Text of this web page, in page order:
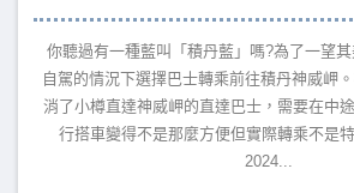
你聽過有一種藍叫「積丹藍」嗎?為了一望
自駕的情況下選擇巴士轉乘前往積丹神威岬
消了小樽直達神威岬的直達巴士，需要在中
行搭車變得不是那麼方便但實際轉乘不是
2024...